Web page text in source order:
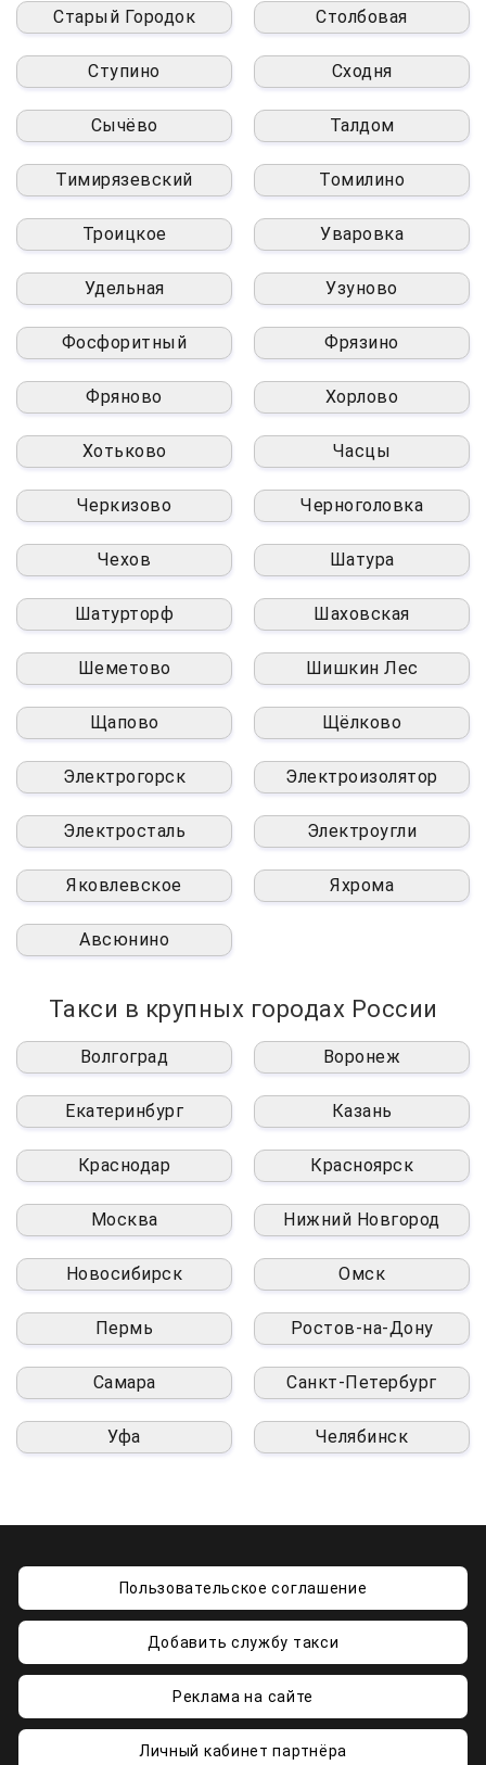
Старый Городок Столбовая
Ступино Сходня
Сычёво Талдом
Тимирязевский Томилино
Троицкое Уваровка
Удельная Узуново
Фосфоритный Фрязино
Фряново Хорлово
Хотьково Часцы
Черкизово Черноголовка
Чехов Шатура
Шатурторф Шаховская
Шеметово Шишкин Лес
Щапово Щёлково
Электрогорск Электроизолятор
Электросталь Электроугли
Яковлевское Яхрома
Авсюнино
Такси в крупных городах России
Волгоград Воронеж
Екатеринбург Казань
Краснодар Красноярск
Москва Нижний Новгород
Новосибирск Омск
Пермь Ростов-на-Дону
Самара Санкт-Петербург
Уфа Челябинск
Пользовательское соглашение
Добавить службу такси
Реклама на сайте
Личный кабинет партнёра